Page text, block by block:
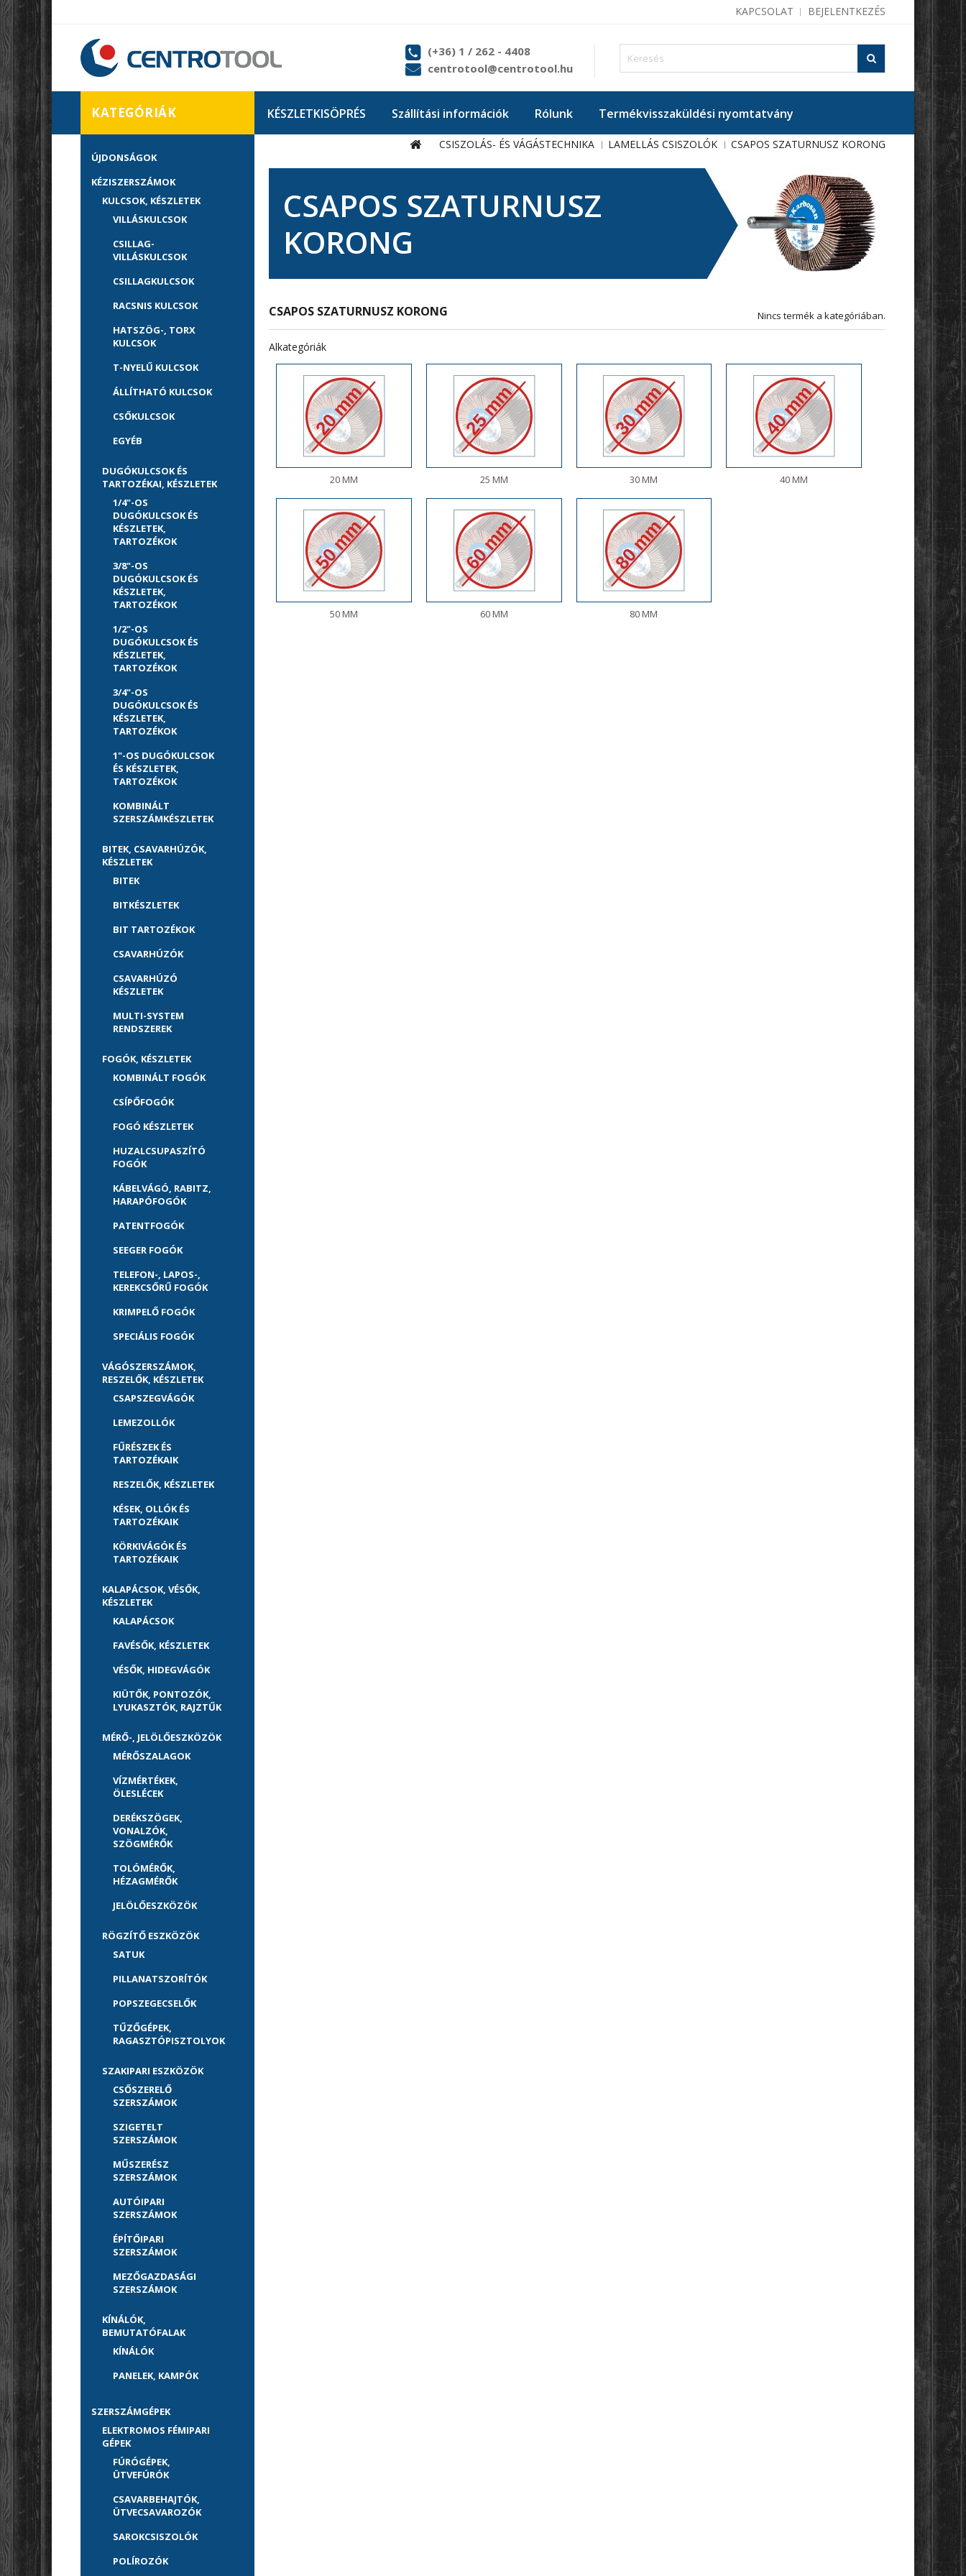
BEJELENTKEZÉS
KAPCSOLAT
(+36) 1 / 262 - 4408
centrotool@centrotool.hu
KÉSZLETKISÖPRÉS Szállítási információk Rólunk Termékvisszaküldési nyomtatvány
KATEGÓRIÁK
ÚJDONSÁGOK
KÉZISZERSZÁMOK
KULCSOK, KÉSZLETEK
VILLÁSKULCSOK
CSILLAG-
VILLÁSKULCSOK
CSILLAGKULCSOK
RACSNIS KULCSOK
HATSZÖG-, TORX
KULCSOK
T-NYELŰ KULCSOK
ÁLLÍTHATÓ KULCSOK
CSŐKULCSOK
EGYÉB
DUGÓKULCSOK ÉS
TARTOZÉKAI, KÉSZLETEK
1/4"-OS
DUGÓKULCSOK ÉS
KÉSZLETEK,
TARTOZÉKOK
3/8"-OS
DUGÓKULCSOK ÉS
KÉSZLETEK,
TARTOZÉKOK
1/2"-OS
DUGÓKULCSOK ÉS
KÉSZLETEK,
TARTOZÉKOK
3/4"-OS
DUGÓKULCSOK ÉS
KÉSZLETEK,
TARTOZÉKOK
1"-OS DUGÓKULCSOK
ÉS KÉSZLETEK,
TARTOZÉKOK
KOMBINÁLT
SZERSZÁMKÉSZLETEK
BITEK, CSAVARHÚZÓK,
KÉSZLETEK
BITEK
BITKÉSZLETEK
BIT TARTOZÉKOK
CSAVARHÚZÓK
CSAVARHÚZÓ
KÉSZLETEK
MULTI-SYSTEM
RENDSZEREK
FOGÓK, KÉSZLETEK
KOMBINÁLT FOGÓK
CSÍPŐFOGÓK
FOGÓ KÉSZLETEK
HUZALCSUPASZÍTÓ
FOGÓK
KÁBELVÁGÓ, RABITZ,
HARAPÓFOGÓK
PATENTFOGÓK
SEEGER FOGÓK
TELEFON-, LAPOS-,
KEREKCSŐRŰ FOGÓK
KRIMPELŐ FOGÓK
SPECIÁLIS FOGÓK
VÁGÓSZERSZÁMOK,
RESZELŐK, KÉSZLETEK
CSAPSZEGVÁGÓK
LEMEZOLLÓK
FŰRÉSZEK ÉS
TARTOZÉKAIK
RESZELŐK, KÉSZLETEK
KÉSEK, OLLÓK ÉS
TARTOZÉKAIK
KÖRKIVÁGÓK ÉS
TARTOZÉKAIK
KALAPÁCSOK, VÉSŐK,
KÉSZLETEK
KALAPÁCSOK
FAVÉSŐK, KÉSZLETEK
VÉSŐK, HIDEGVÁGÓK
KIÜTŐK, PONTOZÓK,
LYUKASZTÓK, RAJZTŰK
MÉRŐ-, JELÖLŐESZKÖZÖK
MÉRŐSZALAGOK
VÍZMÉRTÉKEK,
ÖLESLÉCEK
DERÉKSZÖGEK,
VONALZÓK,
SZÖGMÉRŐK
TOLÓMÉRŐK,
HÉZAGMÉRŐK
JELÖLŐESZKÖZÖK
RÖGZÍTŐ ESZKÖZÖK
SATUK
PILLANATSZORÍTÓK
POPSZEGECSELŐK
TŰZŐGÉPEK,
RAGASZTÓPISZTOLYOK
SZAKIPARI ESZKÖZÖK
CSŐSZERELŐ
SZERSZÁMOK
SZIGETELT
SZERSZÁMOK
MŰSZERÉSZ
SZERSZÁMOK
AUTÓIPARI
SZERSZÁMOK
ÉPÍTŐIPARI
SZERSZÁMOK
MEZŐGAZDASÁGI
SZERSZÁMOK
KÍNÁLÓK,
BEMUTATÓFALAK
KÍNÁLÓK
PANELEK, KAMPÓK
SZERSZÁMGÉPEK
ELEKTROMOS FÉMIPARI
GÉPEK
FÚRÓGÉPEK,
ÜTVEFÚRÓK
CSAVARBEHAJTÓK,
ÜTVECSAVAROZÓK
SAROKCSISZOLÓK
POLÍROZÓK
CSISZOLÁS- ÉS VÁGÁSTECHNIKA LAMELLÁS CSISZOLÓK CSAPOS SZATURNUSZ KORONG
CSAPOS SZATURNUSZ
KORONG
CSAPOS SZATURNUSZ KORONG Nincs termék a kategóriában.
Alkategóriák
20 MM 25 MM 30 MM 40 MM
50 MM 60 MM 80 MM